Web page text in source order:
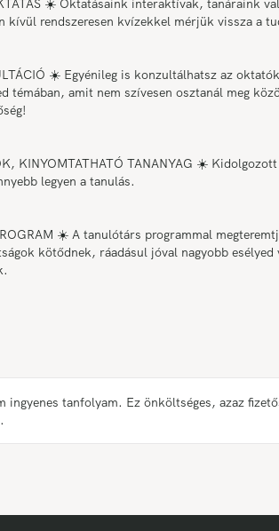
☀️ Oktatásaink interaktívak, tanáraink
kívül rendszeresen kvízekkel mérjük vissza a
☀️ Egyénileg is konzultálhatsz az
témában, amit nem szívesen osztanál meg
KINYOMTATHATÓ TANANYAG ☀️
legyen a tanulás.
☀️ A tanulótárs programmal
kötődnek, ráadásul jóval nagyobb
ingyenes tanfolyam. Ez önköltséges, azaz